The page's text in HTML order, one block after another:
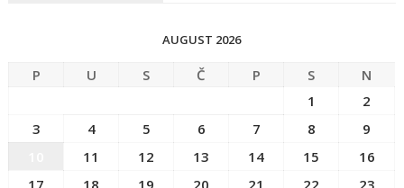
AUGUST 2026
P U S Č P S
N
1
2
3
4 5 6 7 8
9
11 12 13 14 15
16
17
18 19 20 21 22
23